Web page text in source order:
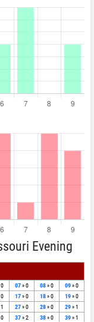
Evening
0 07» 0 08» 0 09» 0
0 17» 0 18» 0 19» 0
27» 0 28» 0 29» 1
0 37» 2 38» 0 39» 1